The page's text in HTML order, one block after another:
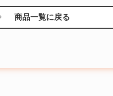
商品一覧に戻る